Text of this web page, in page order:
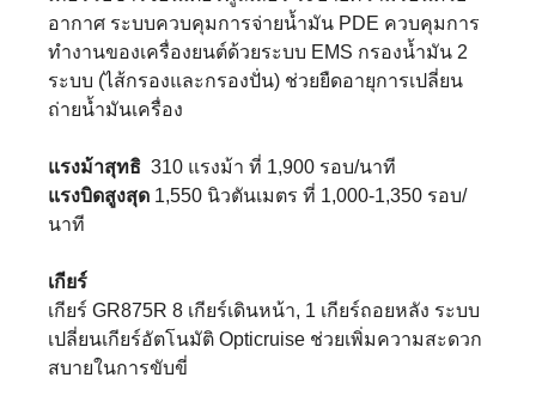
อากาศ ระบบควบคุมการจ่ายน้ำมัน PDE ควบคุมการ
ทำงานของเครื่องยนต์ด้วยระบบ EMS กรองน้ำมัน 2
ระบบ (ไส้กรองและกรองปั่น) ช่วยยืดอายุการเปลี่ยน
ถ่ายน้ำมันเครื่อง
แรงม้าสุทธิ 310 แรงม้า ที่ 1,900 รอบ/นาที
แรงบิดสูงสุด 1,550 นิวตันเมตร ที่ 1,000-1,350 รอบ/
นาที
เกียร์
เกียร์ GR875R 8 เกียร์เดินหน้า, 1 เกียร์ถอยหลัง ระบบ
เปลี่ยนเกียร์อัตโนมัติ Opticruise ช่วยเพิ่มความสะดวก
สบายในการขับขี่